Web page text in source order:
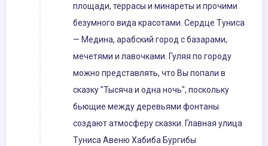
площади, террасы и минареты и прочими
безумного вида красотами. Сердце Туниса
— Медина, арабский город с базарами,
мечетями и лавочками. Гуляя по городу
можно представлять, что Вы попали в
сказку "Тысяча и одна ночь", поскольку
бьющие между деревьями фонтаны
создают атмосферу сказки. Главная улица
Туниса Авеню Хабиба Бургибы